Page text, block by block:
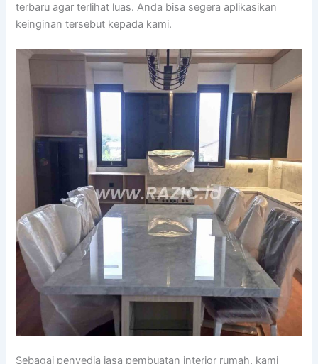
terbaru agar terlihat luas. Anda bisa segera aplikasikan
keinginan tersebut kepada kami.
Sebagai penyedia jasa pembuatan interior rumah, kami